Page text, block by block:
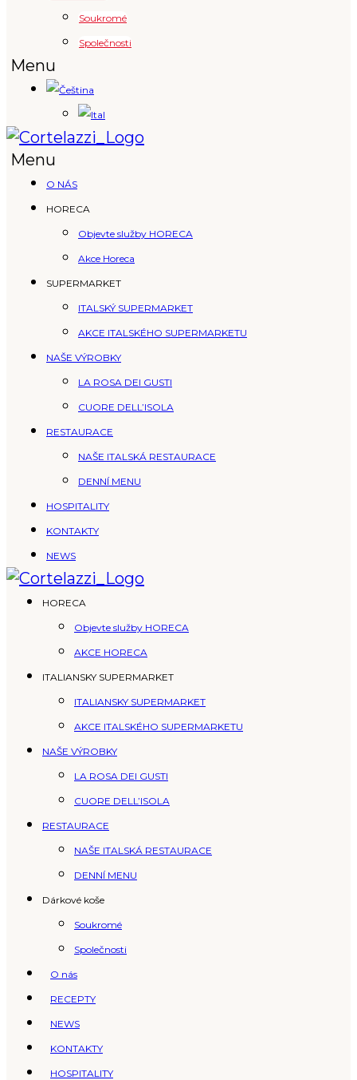
Soukromé
Společnosti
Menu
Menu
O NÁS
HORECA
Objevte služby HORECA
Akce Horeca
SUPERMARKET
ITALSKÝ SUPERMARKET
AKCE ITALSKÉHO SUPERMARKETU
NAŠE VÝROBKY
LA ROSA DEI GUSTI
CUORE DELL’ISOLA
RESTAURACE
NAŠE ITALSKÁ RESTAURACE
DENNÍ MENU
HOSPITALITY
KONTAKTY
NEWS
HORECA
Objevte služby HORECA
AKCE HORECA
ITALIANSKY SUPERMARKET
ITALIANSKY SUPERMARKET
AKCE ITALSKÉHO SUPERMARKETU
NAŠE VÝROBKY
LA ROSA DEI GUSTI
CUORE DELL’ISOLA
RESTAURACE
NAŠE ITALSKÁ RESTAURACE
DENNÍ MENU
Dárkové koše
Soukromé
Společnosti
O nás
RECEPTY
NEWS
KONTAKTY
HOSPITALITY